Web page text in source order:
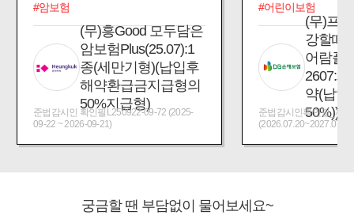
#암보험
(무)흥Good 모두담은
암보험Plus(25.07):1
종(세만기형)(납입후
해약환급금지급형의
50%지급형)
준법감시인 확인필L250922-09-72 (2025-
09-22 ~ 2026-09-21)
#어린이보험
(무)프
강할때
어람플
2607:
약(납입
50%))
준법감시인확인필_제
궁금할 땐 부담없이 물어보세요~